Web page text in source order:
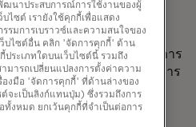
และกามิเอลโลได้กล่าวถึง
านะสถานที่ที่ประสบการณ์
บกัน โดยมอบประสบการณ์การ
กับแต่ละบุคคลอย่างยิ่ง และการ
งประสบการณ์ที่คุณสามารถ
ฒนาประสบการณ์การใช้งานของผู้
ไซต์ เรายังใช้คุกกี้เพื่อแสดง
รมการเบราวซ์และความสนใจของ
ว็บไซต์อื่น คลิก 'จัดการคุกกี้' ด้าน
ประเภทใดบนเว็บไซต์นี้ รวมถึง
มารถเปลี่ยนแปลงการตั้งค่าความ
องมือ 'จัดการคุกกี้' ที่ด้านล่างของ
จะเป็นลิงก์แทนปุ่ม) ซึ่งรวมถึงการ
ทั้งหมด ยกเว้นคุกกี้ที่จำเป็นต่อการ